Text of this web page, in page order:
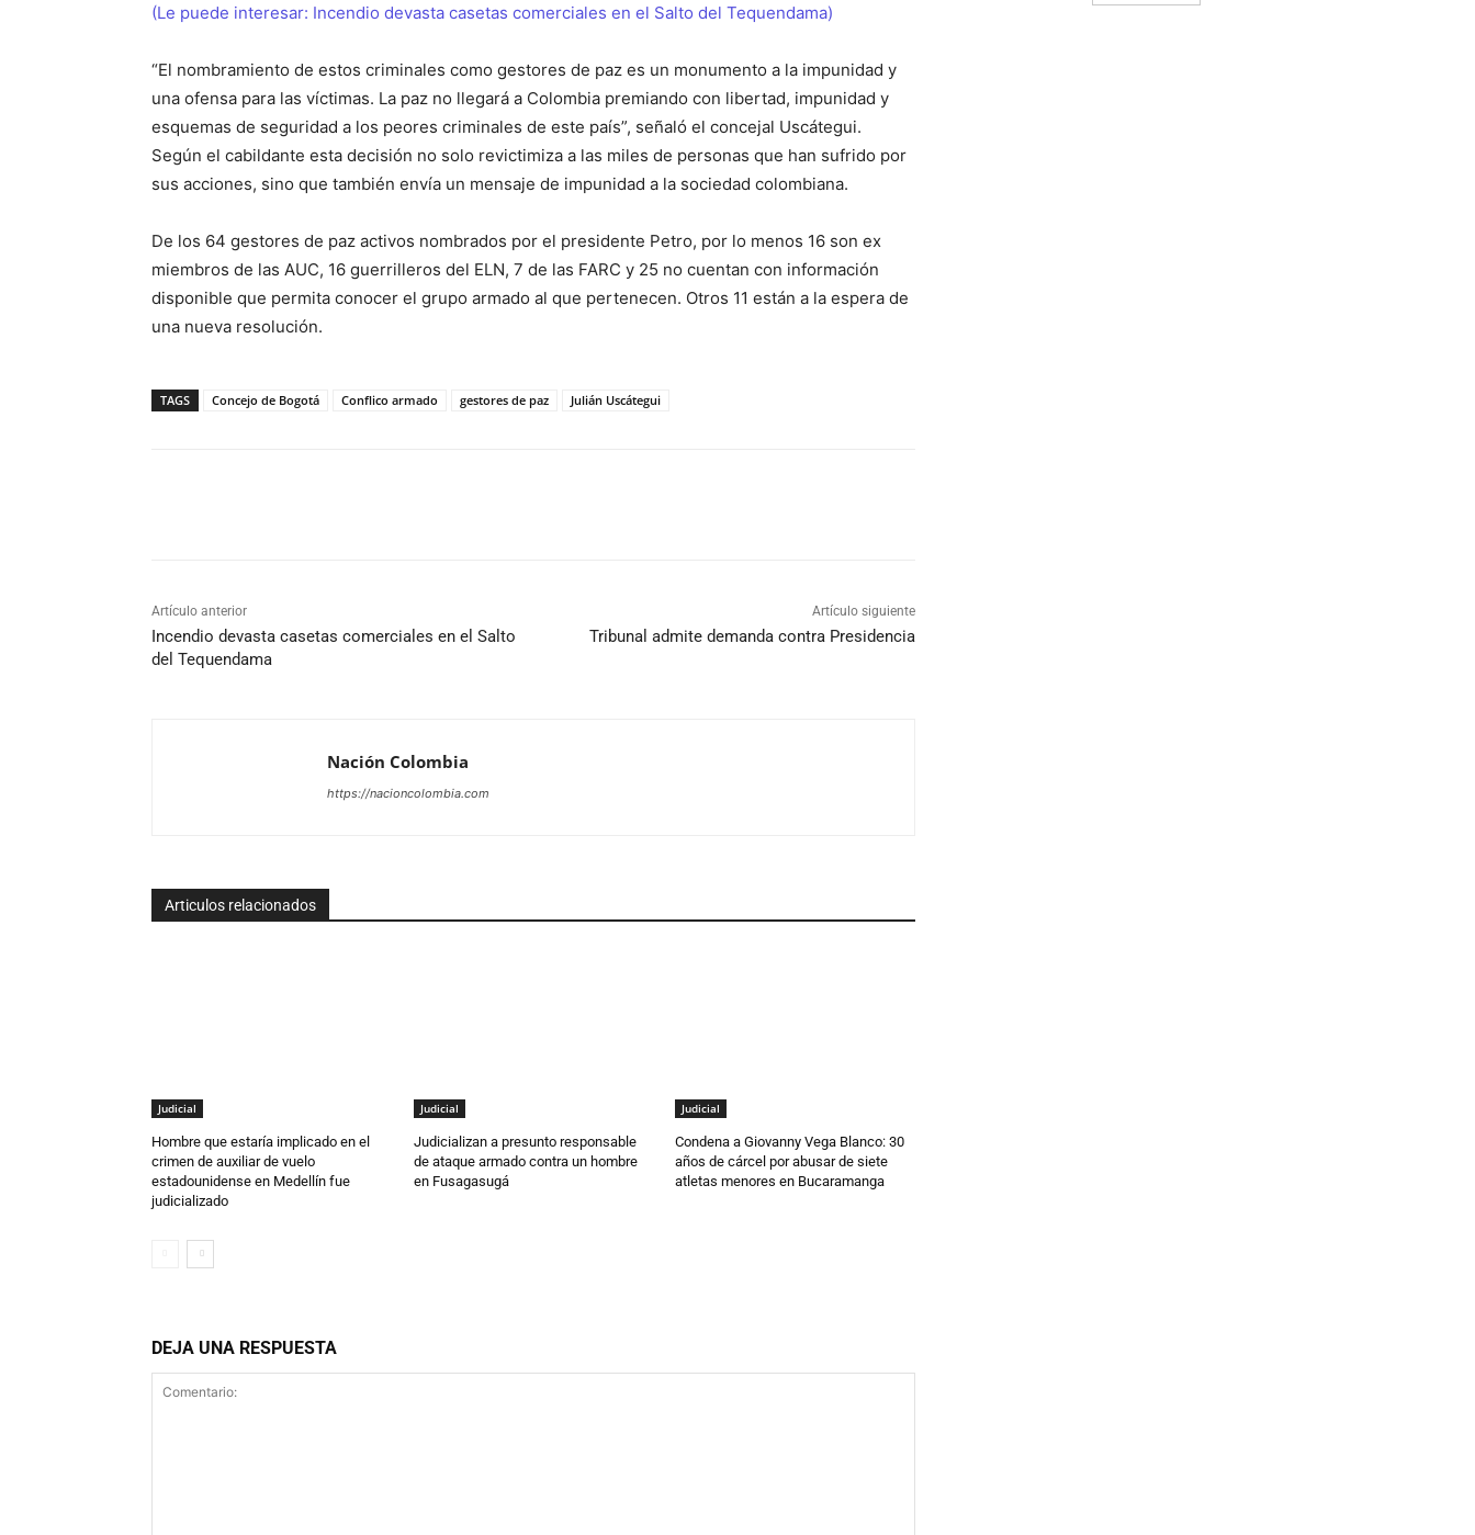
(Le puede interesar: Incendio devasta casetas comerciales en el Salto del Tequendama)
“El nombramiento de estos criminales como gestores de paz es un monumento a la impunidad y
una ofensa para las víctimas. La paz no llegará a Colombia premiando con libertad, impunidad y
esquemas de seguridad a los peores criminales de este país”, señaló el concejal Uscátegui.
Según el cabildante esta decisión no solo revictimiza a las miles de personas que han sufrido por
sus acciones, sino que también envía un mensaje de impunidad a la sociedad colombiana.
De los 64 gestores de paz activos nombrados por el presidente Petro, por lo menos 16 son ex
miembros de las AUC, 16 guerrilleros del ELN, 7 de las FARC y 25 no cuentan con información
disponible que permita conocer el grupo armado al que pertenecen. Otros 11 están a la espera de
una nueva resolución.
TAGS Concejo de Bogotá Conflico armado gestores de paz Julián Uscátegui
Artículo anterior
Incendio devasta casetas comerciales en el Salto
del Tequendama
Artículo siguiente
Tribunal admite demanda contra Presidencia
Nación Colombia
https://nacioncolombia.com
Articulos relacionados
Judicial
Hombre que estaría implicado en el
crimen de auxiliar de vuelo
estadounidense en Medellín fue
judicializado
Judicial
Judicializan a presunto responsable
de ataque armado contra un hombre
en Fusagasugá
Judicial
Condena a Giovanny Vega Blanco: 30
años de cárcel por abusar de siete
atletas menores en Bucaramanga
DEJA UNA RESPUESTA